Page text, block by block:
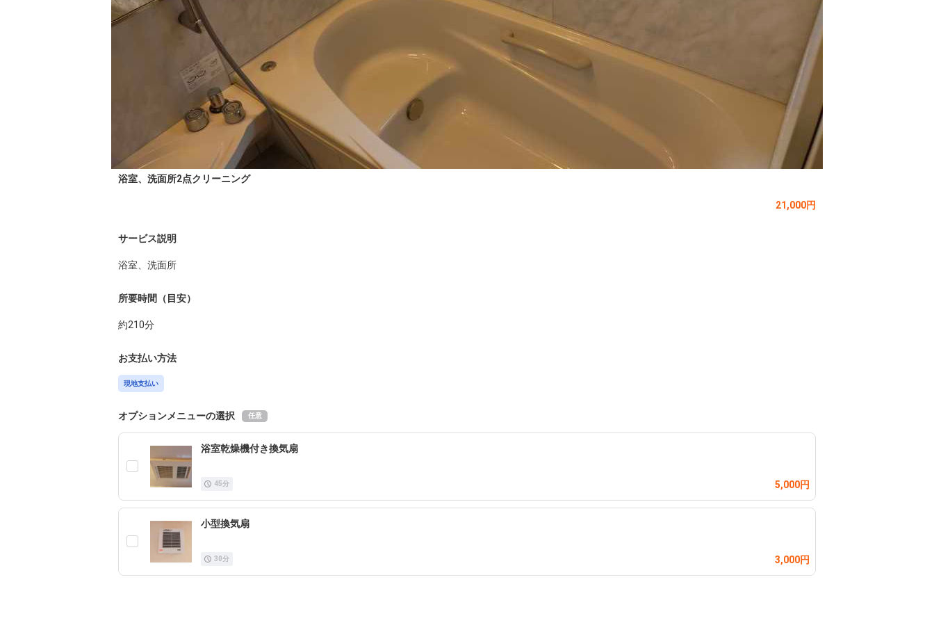
浴室、洗面所2点クリーニング
21,000円
サービス説明
浴室、洗面所
所要時間（目安）
約210分
お支払い方法
現地支払い
オプションメニューの選択 任意
浴室乾燥機付き換気扇
45分 5,000円
小型換気扇
30分 3,000円